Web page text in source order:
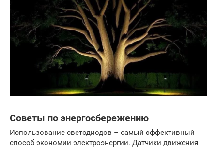
Советы по энергосбережению
Использование светодиодов – самый эффективный
способ экономии электроэнергии. Датчики движения